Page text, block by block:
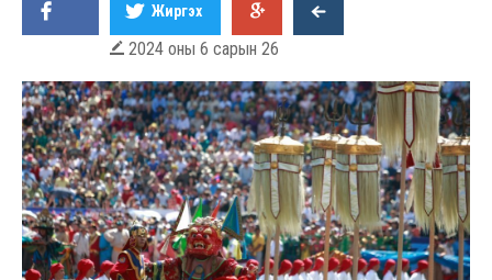
Жиргэх
 2024 оны 6 сарын 26